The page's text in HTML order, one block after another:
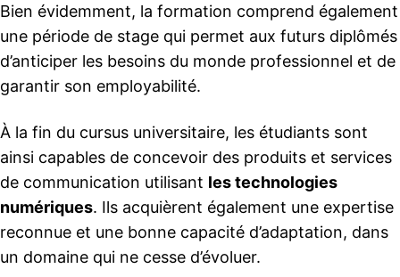
Bien évidemment, la formation comprend également
une période de stage qui permet aux futurs diplômés
d’anticiper les besoins du monde professionnel et de
garantir son employabilité.
À la fin du cursus universitaire, les étudiants sont
ainsi capables de concevoir des produits et services
de communication utilisant les technologies
numériques. Ils acquièrent également une expertise
reconnue et une bonne capacité d’adaptation, dans
un domaine qui ne cesse d’évoluer.